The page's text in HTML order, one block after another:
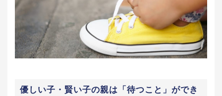
優しい子・賢い子の親は「待つこと」ができ